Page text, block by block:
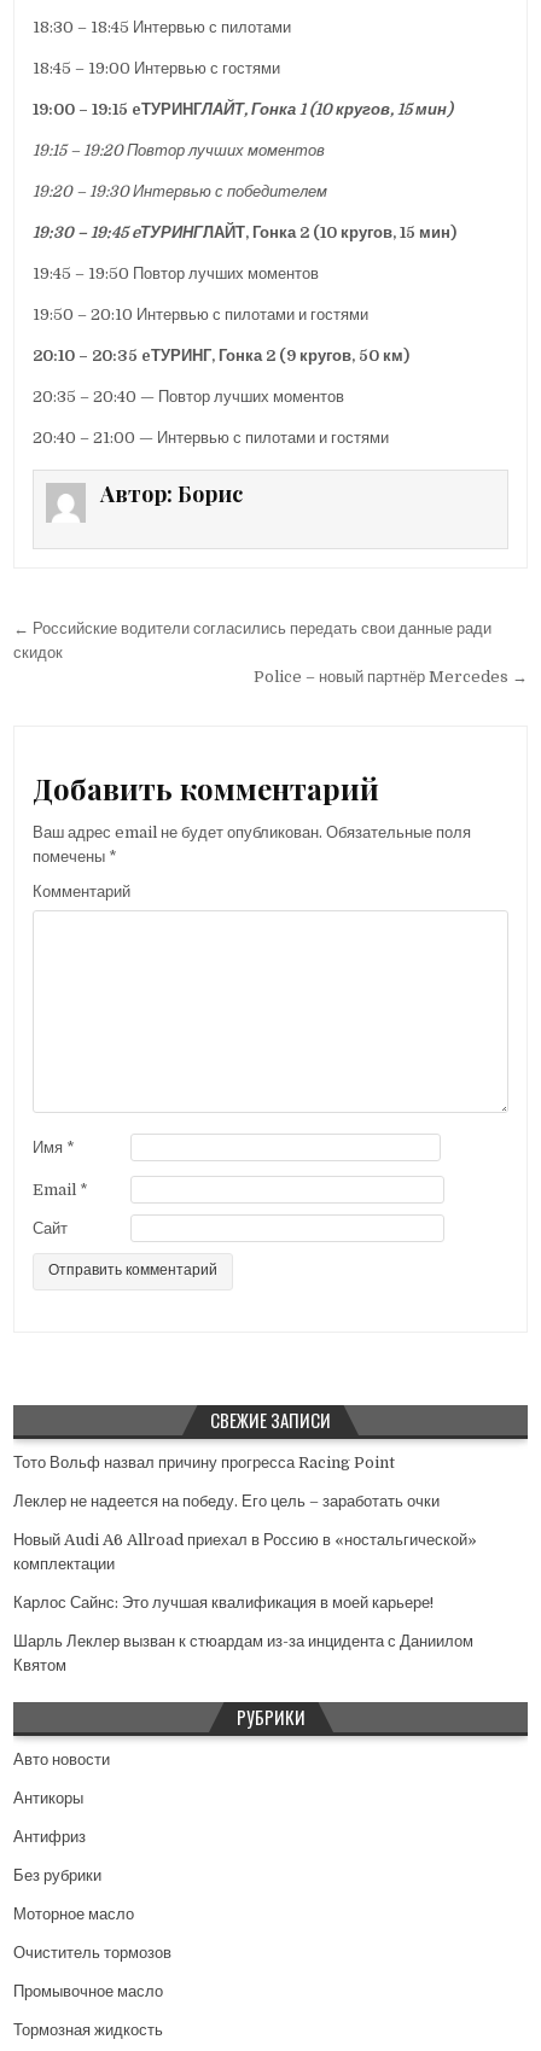
18:30 – 18:45 Интервью с пилотами
18:45 – 19:00 Интервью с гостями
19:00 – 19:15 eТУРИНГЛАЙТ, Гонка 1 (10 кругов, 15 мин)
19:15 – 19:20 Повтор лучших моментов
19:20 – 19:30 Интервью с победителем
19:30 – 19:45 eТУРИНГЛАЙТ, Гонка 2 (10 кругов, 15 мин)
19:45 – 19:50 Повтор лучших моментов
19:50 – 20:10 Интервью с пилотами и гостями
20:10 – 20:35 eТУРИНГ, Гонка 2 (9 кругов, 50 км)
20:35 – 20:40 — Повтор лучших моментов
20:40 – 21:00 — Интервью с пилотами и гостями
Автор: Борис
Н
ц
и
я
и
я
м
← Российские водители согласились передать свои данные ради
скидок
Police – новый партнёр Mercedes →
Добавить комментарий
Ваш адрес email не будет опубликован. Обязательные поля
помечены *
Комментарий
Имя *
Email *
Сайт
СВЕЖИЕ ЗАПИСИ
Тото Вольф назвал причину прогресса Racing Point
Леклер не надеется на победу. Его цель – заработать очки
Новый Audi A6 Allroad приехал в Россию в «ностальгической»
комплектации
Карлос Сайнс: Это лучшая квалификация в моей карьере!
Шарль Леклер вызван к стюардам из-за инцидента с Даниилом
Квятом
РУБРИКИ
Авто новости
Антикоры
Антифриз
Без рубрики
Моторное масло
Очиститель тормозов
Промывочное масло
Тормозная жидкость